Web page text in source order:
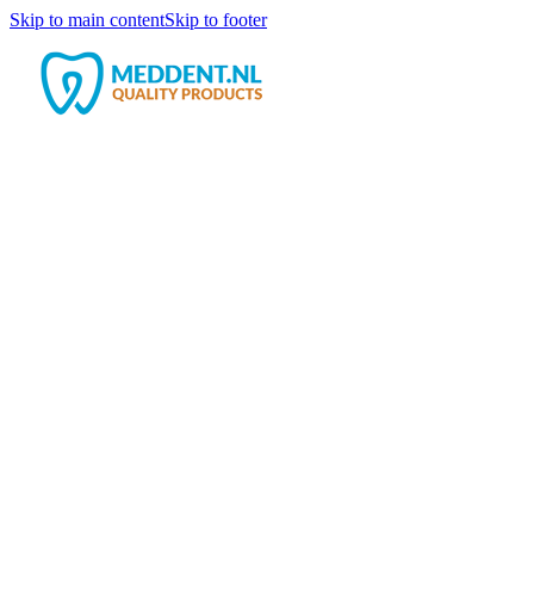
Skip to main contentSkip to footer